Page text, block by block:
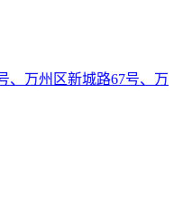
、万州区新城路67号、万